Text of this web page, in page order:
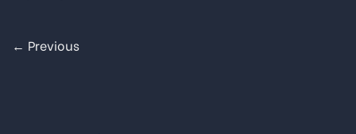
← Previous